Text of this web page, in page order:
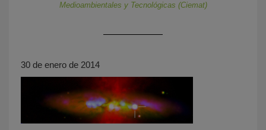
Medioambientales y Tecnológicas (Ciemat)
30 de enero de 2014